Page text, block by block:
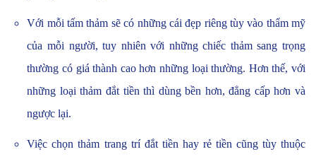
Với mỗi tấm thảm sẽ có những cái đẹp riêng tùy vào thẩm mỹ
của mỗi người, tuy nhiên với những chiếc thảm sang trọng
thường có giá thành cao hơn những loại thường. Hơn thế, với
những loại thảm đắt tiền thì dùng bền hơn, đẳng cấp hơn và
ngược lại.
Việc chọn thảm trang trí đắt tiền hay rẻ tiền cũng tùy thuộc